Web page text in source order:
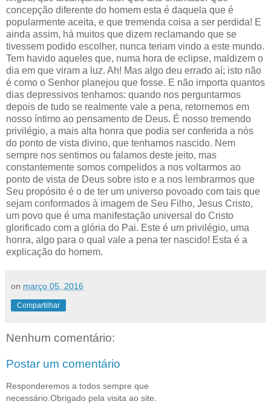
concepção diferente do homem esta é daquela que é
popularmente aceita, e que tremenda coisa a ser perdida! E
ainda assim, há muitos que dizem reclamando que se
tivessem podido escolher, nunca teriam vindo a este mundo.
Tem havido aqueles que, numa hora de eclipse, maldizem o
dia em que viram a luz. Ah! Mas algo deu errado aí; isto não
é como o Senhor planejou que fosse. E não importa quantos
dias depressivos tenhamos: quando nos perguntarmos
depois de tudo se realmente vale a pena, retornemos em
nosso íntimo ao pensamento de Deus. É nosso tremendo
privilégio, a mais alta honra que podia ser conferida a nós
do ponto de vista divino, que tenhamos nascido. Nem
sempre nos sentimos ou falamos deste jeito, mas
constantemente somos compelidos a nos voltarmos ao
ponto de vista de Deus sobre isto e a nos lembrarmos que
Seu propósito é o de ter um universo povoado com tais que
sejam conformados à imagem de Seu Filho, Jesus Cristo,
um povo que é uma manifestação universal do Cristo
glorificado com a glória do Pai. Este é um privilégio, uma
honra, algo para o qual vale a pena ter nascido! Esta é a
explicação do homem.
on março 05, 2016
Compartilhar
Nenhum comentário:
Postar um comentário
Responderemos a todos sempre que
necessário.Obrigado pela visita ao site.